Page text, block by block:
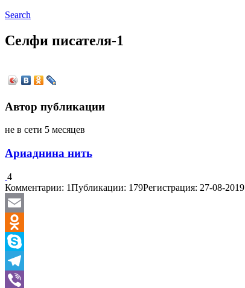
Search
Селфи писателя-1
Автор публикации
не в сети 5 месяцев
Ариаднина нить
4
Комментарии: 1Публикации: 179Регистрация: 27-08-2019
Email
Odnoklassniki
Skype
Telegram